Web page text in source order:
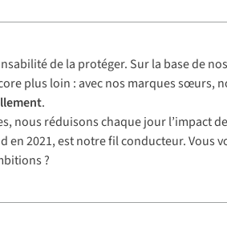
de la protéger. Sur la base de
plus loin : avec nos marques sœurs,
.
nous réduisons chaque jour l’impact
en 2021, est notre fil conducteur. Vous
?